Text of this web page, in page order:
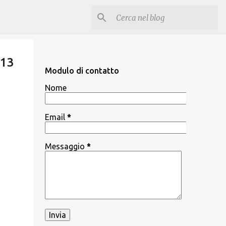
Modulo di contatto
Nome
Email *
Messaggio *